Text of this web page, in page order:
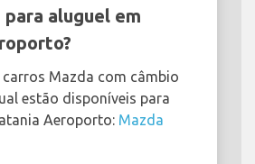
aluguel em
carros Mazda com câmbio
estão disponíveis para
Aeroporto: Mazda